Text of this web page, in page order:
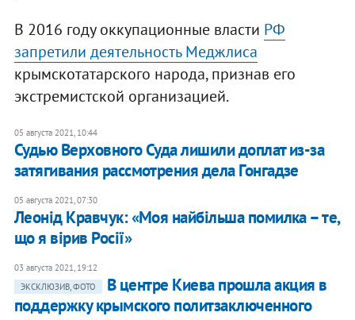
В 2016 году оккупационные власти РФ
запретили деятельность Меджлиса
крымскотатарского народа, признав его
экстремистской организацией.
05 августа 2021, 10:44
Судью Верховного Суда лишили доплат из-за
затягивания рассмотрения дела Гонгадзе
05 августа 2021, 07:30
Леонід Кравчук: «Моя найбільша помилка – те,
що я вірив Росії»
03 августа 2021, 19:12
ЭКСКЛЮЗИВ, ФОТО
В центре Киева прошла акция в
поддержку крымского политзаключенного